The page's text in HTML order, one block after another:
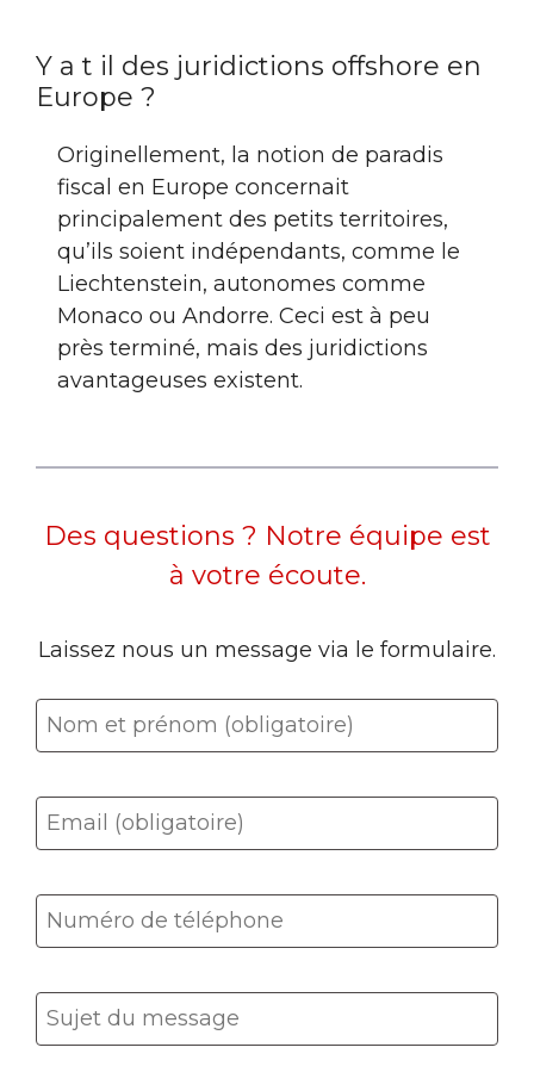
Y a t il des juridictions offshore en
Europe ?
Originellement, la notion de paradis
fiscal en Europe concernait
principalement des petits territoires,
qu’ils soient indépendants, comme le
Liechtenstein, autonomes comme
Monaco ou Andorre. Ceci est à peu
près terminé, mais des juridictions
avantageuses existent.
Des questions ? Notre équipe est
à votre écoute.
Laissez nous un message via le formulaire.